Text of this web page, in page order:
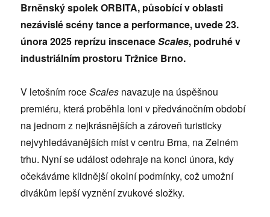
Brněnský spolek ORBITA, působící v oblasti
nezávislé scény tance a performance, uvede 23.
února 2025 reprízu inscenaceScales, podruhé v
industriálním prostoru Tržnice Brno.
V letošním roceScales navazuje na úspěšnou
premiéru, která proběhla loni v předvánočním období
na jednom z nejkrásnějších a zároveň turisticky
nejvyhledávanějších míst v centru Brna, na Zelném
trhu. Nyní se událost odehraje na konci února, kdy
očekáváme klidnější okolní podmínky, což umožní
divákům lepší vyznění zvukové složky.